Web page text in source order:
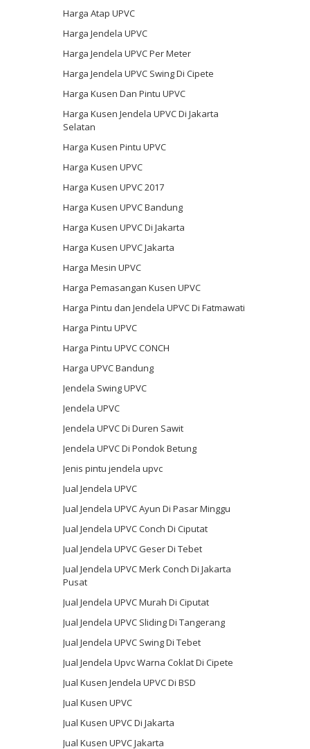
Harga Atap UPVC
Harga Jendela UPVC
Harga Jendela UPVC Per Meter
Harga Jendela UPVC Swing Di Cipete
Harga Kusen Dan Pintu UPVC
Harga Kusen Jendela UPVC Di Jakarta
Selatan
Harga Kusen Pintu UPVC
Harga Kusen UPVC
Harga Kusen UPVC 2017
Harga Kusen UPVC Bandung
Harga Kusen UPVC Di Jakarta
Harga Kusen UPVC Jakarta
Harga Mesin UPVC
Harga Pemasangan Kusen UPVC
Harga Pintu dan Jendela UPVC Di Fatmawati
Harga Pintu UPVC
Harga Pintu UPVC CONCH
Harga UPVC Bandung
Jendela Swing UPVC
Jendela UPVC
Jendela UPVC Di Duren Sawit
Jendela UPVC Di Pondok Betung
Jenis pintu jendela upvc
Jual Jendela UPVC
Jual Jendela UPVC Ayun Di Pasar Minggu
Jual Jendela UPVC Conch Di Ciputat
Jual Jendela UPVC Geser Di Tebet
Jual Jendela UPVC Merk Conch Di Jakarta
Pusat
Jual Jendela UPVC Murah Di Ciputat
Jual Jendela UPVC Sliding Di Tangerang
Jual Jendela UPVC Swing Di Tebet
Jual Jendela Upvc Warna Coklat Di Cipete
Jual Kusen Jendela UPVC Di BSD
Jual Kusen UPVC
Jual Kusen UPVC Di Jakarta
Jual Kusen UPVC Jakarta